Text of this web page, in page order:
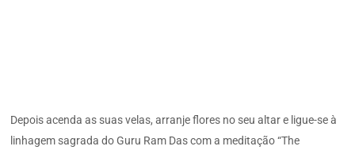
Depois acenda as suas velas, arranje flores no seu altar e ligue-se à
linhagem sagrada do Guru Ram Das com a meditação “The